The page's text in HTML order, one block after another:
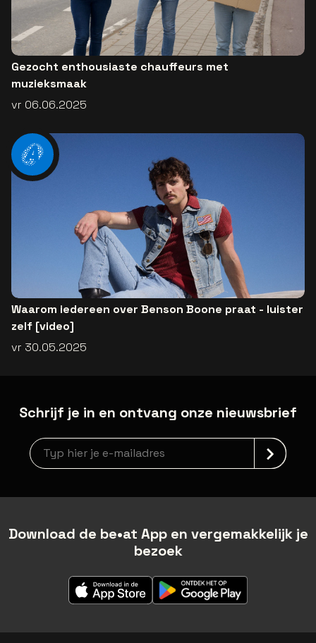
Gezocht enthousiaste chauffeurs met
muzieksmaak
vr 06.06.2025
Waarom iedereen over Benson Boone praat - luister
zelf [video]
vr 30.05.2025
Schrijf je in en ontvang onze nieuwsbrief
Nieuwsbrief aanmelding
Download de be•at App en vergemakkelijk je
bezoek